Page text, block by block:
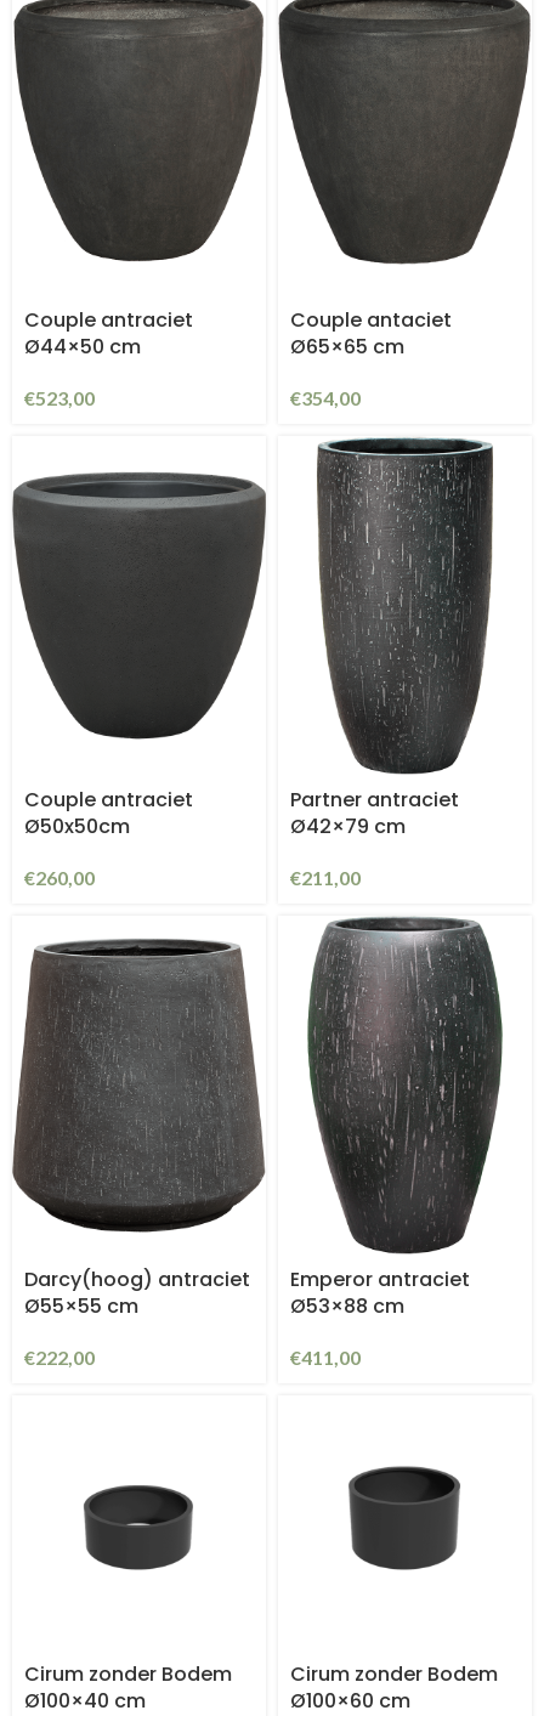
Couple antraciet
Ø44×50 cm
€523,00
Couple antaciet
Ø65×65 cm
€354,00
Couple antraciet
Ø50x50cm
€260,00
Partner antraciet
Ø42×79 cm
€211,00
Darcy(hoog) antraciet
Ø55×55 cm
€222,00
Emperor antraciet
Ø53×88 cm
€411,00
Cirum zonder Bodem
Ø100×40 cm
Cirum zonder Bodem
Ø100×60 cm